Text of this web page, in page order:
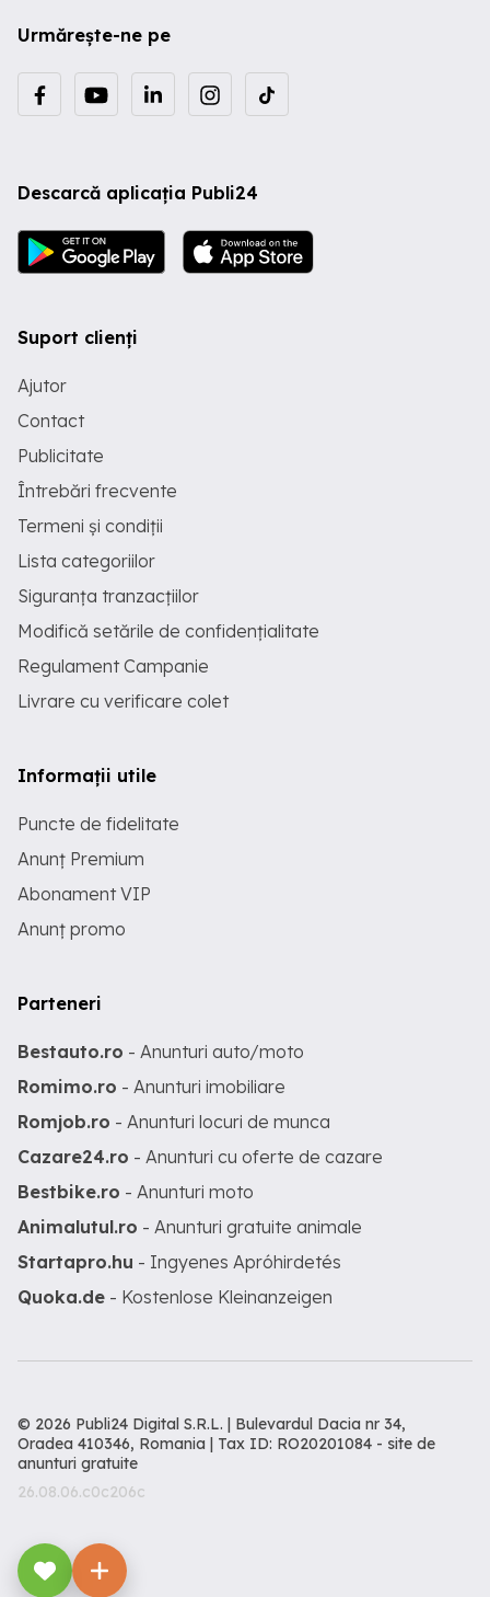
Urmărește-ne pe
Descarcă aplicația Publi24
Suport clienți
Ajutor
Contact
Publicitate
Întrebări frecvente
Termeni și condiții
Lista categoriilor
Siguranța tranzacțiilor
Modifică setările de confidențialitate
Regulament Campanie
Livrare cu verificare colet
Informații utile
Puncte de fidelitate
Anunț Premium
Abonament VIP
Anunț promo
Parteneri
Bestauto.ro - Anunturi auto/moto
Romimo.ro - Anunturi imobiliare
Romjob.ro - Anunturi locuri de munca
Cazare24.ro - Anunturi cu oferte de cazare
Bestbike.ro - Anunturi moto
Animalutul.ro - Anunturi gratuite animale
Startapro.hu - Ingyenes Apróhirdetés
Quoka.de - Kostenlose Kleinanzeigen
© 2026 Publi24 Digital S.R.L. | Bulevardul Dacia nr 34,
Oradea 410346, Romania | Tax ID: RO20201084 - site de
anunturi gratuite
26.08.06.c0c206c